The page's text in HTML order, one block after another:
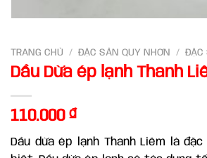
TRANG CHỦ / ĐẶC SẢN QUY NHƠN / ĐẶC
Dầu Dừa ép lạnh Thanh
110.000 ₫
Dầu dừa ép lạnh Thanh Liêm là